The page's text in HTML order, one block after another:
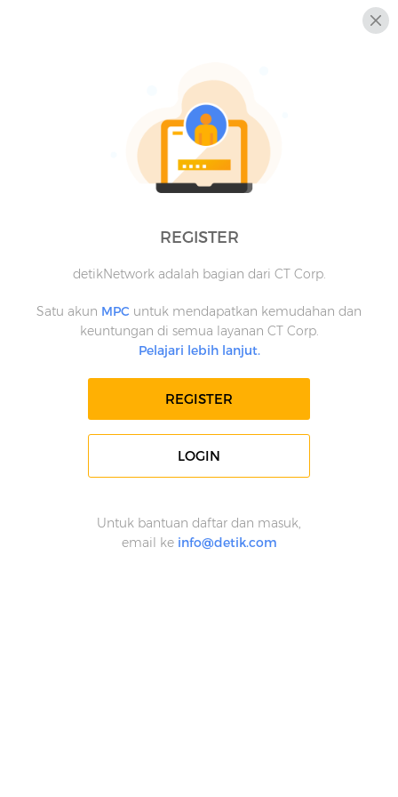
REGISTER
detikNetwork adalah bagian dari CT Corp.
Satu akun MPC untuk mendapatkan kemudahan dan
keuntungan di semua layanan CT Corp.
Pelajari lebih lanjut.
REGISTER
LOGIN
Untuk bantuan daftar dan masuk,
email ke info@detik.com